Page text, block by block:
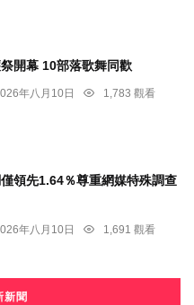
開幕 10部落歌舞同歡
年八月10日
1,783 觀看
領先1.64％尊重網媒特殊調查
年八月10日
1,691 觀看
新聞